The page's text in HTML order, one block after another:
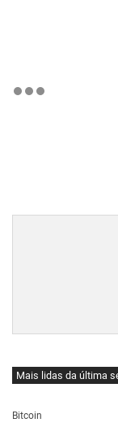
Mais lidas da última
Bitcoin